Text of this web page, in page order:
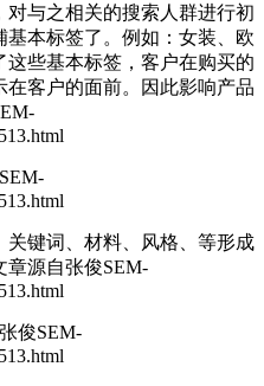
对与之相关的搜索人群进行初
本标签了。例如：女装、欧
些基本标签，客户在购买的
客户的面前。因此影响产品
关键词、材料、风格、等形成
章源自张俊SEM-
俊SEM-